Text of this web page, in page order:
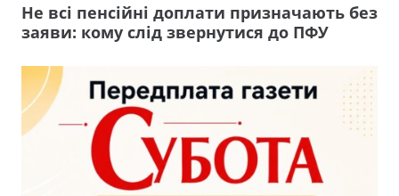
Не всі пенсійні доплати призначають без
заяви: кому слід звернутися до ПФУ